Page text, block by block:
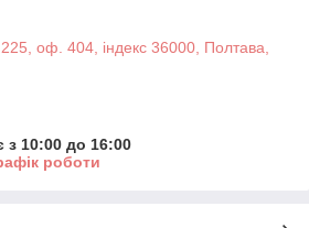
оф. 404, індекс 36000, Полтава,
з 10:00 до 16:00
роботи